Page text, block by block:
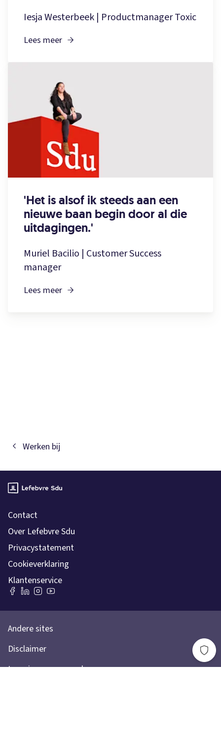
Iesja Westerbeek | Productmanager Toxic
Lees meer
'Het is alsof ik steeds aan een
nieuwe baan begin door al die
uitdagingen.'
Muriel Bacilio | Customer Success
manager
Lees meer
Werken bij
Contact
Over Lefebvre Sdu
Privacystatement
Cookieverklaring
Klantenservice
Andere sites
Disclaimer
Leveringsvoorwaarden